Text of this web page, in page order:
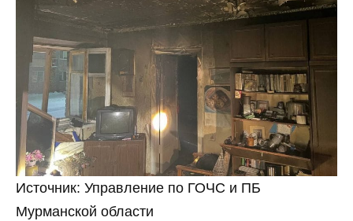
Источник: Управление по ГОЧС и ПБ
Мурманской области